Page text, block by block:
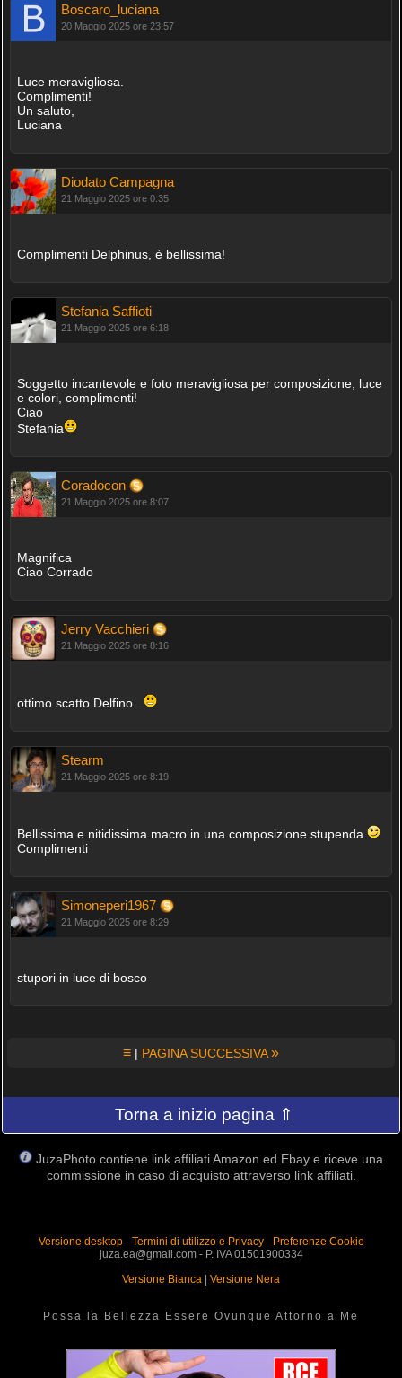
Boscaro_luciana
20 Maggio 2025 ore 23:57
Luce meravigliosa.
Complimenti!
Un saluto,
Luciana
Diodato Campagna
21 Maggio 2025 ore 0:35
Complimenti Delphinus, è bellissima!
Stefania Saffioti
21 Maggio 2025 ore 6:18
Soggetto incantevole e foto meravigliosa per composizione, luce
e colori, complimenti!
Ciao
Stefania
Coradocon
21 Maggio 2025 ore 8:07
Magnifica
Ciao Corrado
Jerry Vacchieri
21 Maggio 2025 ore 8:16
ottimo scatto Delfino...
Stearm
21 Maggio 2025 ore 8:19
Bellissima e nitidissima macro in una composizione stupenda
Complimenti
Simoneperi1967
21 Maggio 2025 ore 8:29
stupori in luce di bosco
≡ | PAGINA SUCCESSIVA»
Torna a inizio pagina ⇑
JuzaPhoto contiene link affiliati Amazon ed Ebay e riceve una
commissione in caso di acquisto attraverso link affiliati.
Versione desktop- Termini di utilizzo e Privacy- Preferenze Cookie
juza.ea@gmail.com - P. IVA 01501900334
Versione Bianca
Versione Nera
Possa la Bellezza Essere Ovunque Attorno a Me